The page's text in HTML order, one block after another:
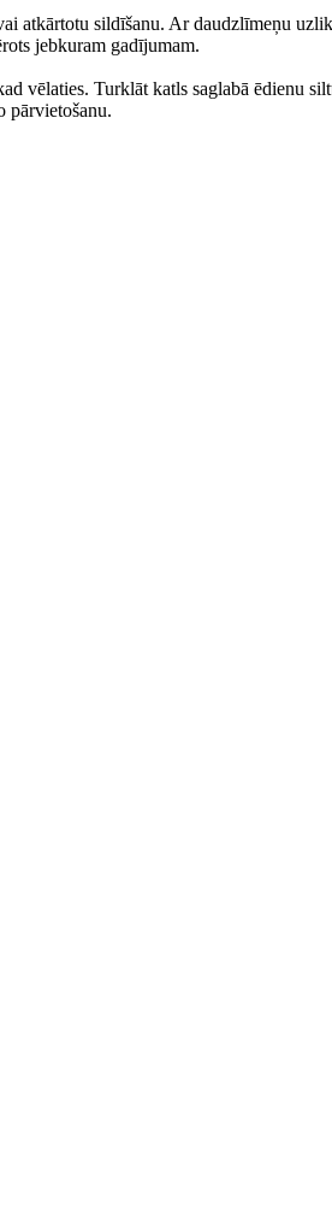
atkārtotu sildīšanu. Ar daudzlīmeņu
jebkuram gadījumam.
vēlaties. Turklāt katls saglabā ēdienu
pārvietošanu.